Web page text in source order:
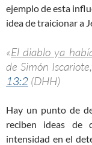
ejemplo de esta
idea de traicionar a
«El diablo ya
de Simón Iscariote,
13:2 (DHH)
Hay un punto de
reciben ideas de
intensidad en el